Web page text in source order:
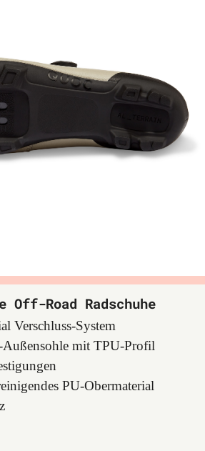
Road Radschuhe
Verschluss-System
mit TPU-Profil
PU-Obermaterial